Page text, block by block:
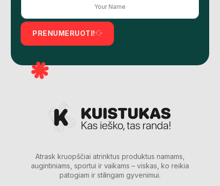
PRENUMERUOTI!
Atrask kruopščiai atrinktus produktus namams,
augintiniams, sportui ir vaikams – viskas, ko reikia
patogiam ir stilingam gyvenimui.